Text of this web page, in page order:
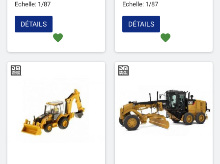
Echelle: 1/87
favorite
DÉTAILS
Echelle: 1/87
favorite
DÉTAILS